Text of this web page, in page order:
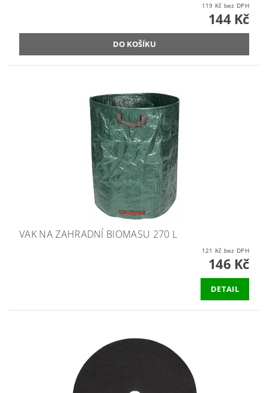
119 Kč bez DPH
144 Kč
VAK NA ZAHRADNÍ BIOMASU 270 L
121 Kč bez DPH
146 Kč
DETAIL